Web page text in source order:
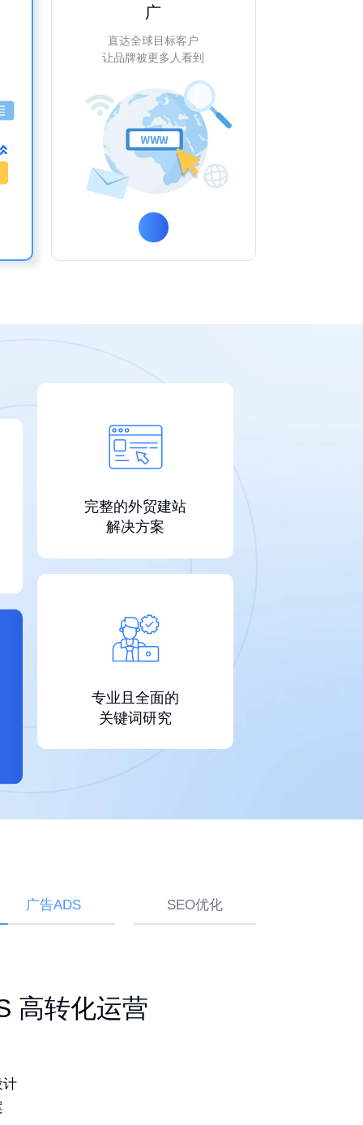
广
直达全球目标客户
让品牌被更多人看到
完整的外贸建站
解决方案
专业且全面的
关键词研究
广告ADS SEO优化
站 持续获取询盘
易用
特品牌
高转化运营
计
SEO 白帽排名
名